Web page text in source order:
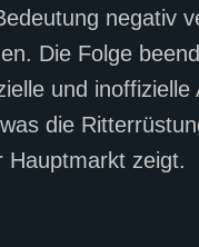
negativ
Die Folge
und
die
Hauptmarkt zeigt.